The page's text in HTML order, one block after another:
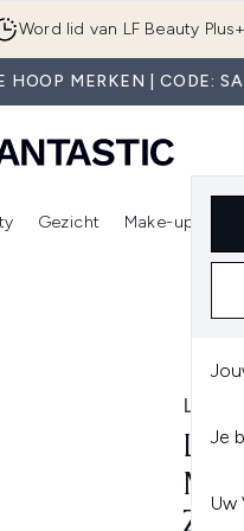
naar de hoofdinhoud
Word lid van LF Beauty Plus+
MERKEN | CODE:
Je
Uw
Enter submenu (New & Trending)Enter submenu (K-Beauty)
Gezicht Make-up